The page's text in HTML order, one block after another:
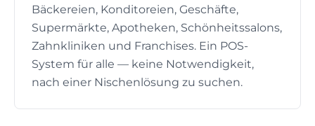
Bäckereien, Konditoreien, Geschäfte,
Supermärkte, Apotheken, Schönheitssalons,
Zahnkliniken und Franchises. Ein POS-
System für alle — keine Notwendigkeit,
nach einer Nischenlösung zu suchen.